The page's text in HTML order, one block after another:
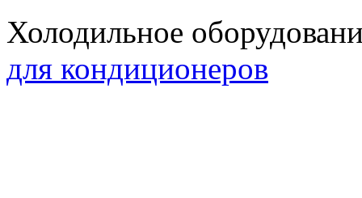
Холодильное
для кондиционеров